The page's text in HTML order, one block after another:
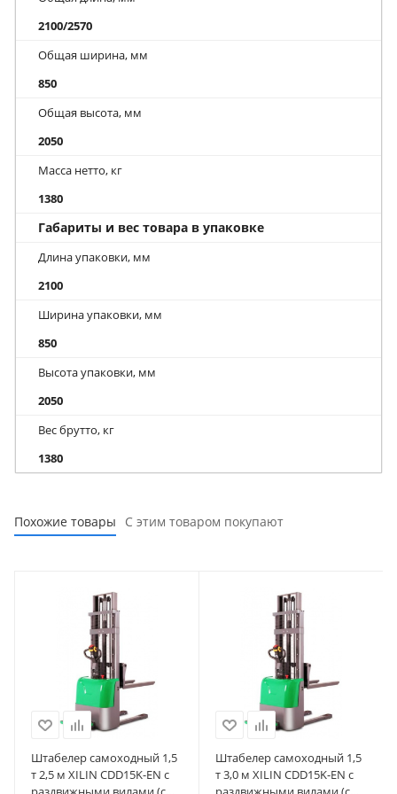
2100/2570
Общая ширина, мм
850
Общая высота, мм
2050
Масса нетто, кг
1380
Габариты и вес товара в упаковке
Длина упаковки, мм
2100
Ширина упаковки, мм
850
Высота упаковки, мм
2050
Вес брутто, кг
1380
Похожие товары С этим товаром покупают
Штабелер самоходный 1,5
т 2,5 м XILIN CDD15K-EN с
Штабелер самоходный 1,5
т 3,0 м XILIN CDD15K-EN с